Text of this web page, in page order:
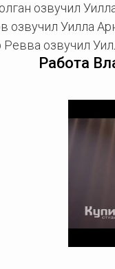
озвучил
озвучил Уилла
озвучил
Работа